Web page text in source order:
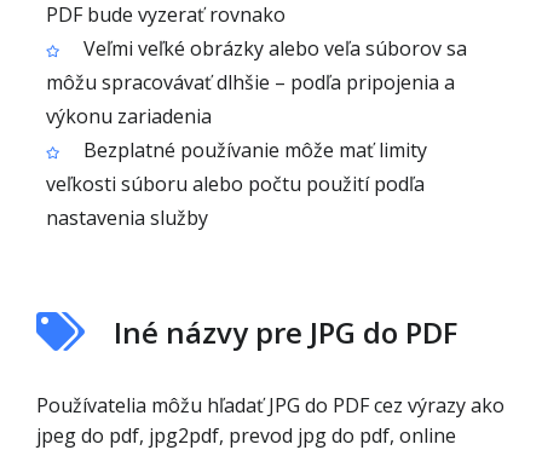
PDF bude vyzerať rovnako
Veľmi veľké obrázky alebo veľa súborov sa
môžu spracovávať dlhšie – podľa pripojenia a
výkonu zariadenia
Bezplatné používanie môže mať limity
veľkosti súboru alebo počtu použití podľa
nastavenia služby
Iné názvy pre JPG do PDF
Používatelia môžu hľadať JPG do PDF cez výrazy ako
jpeg do pdf, jpg2pdf, prevod jpg do pdf, online